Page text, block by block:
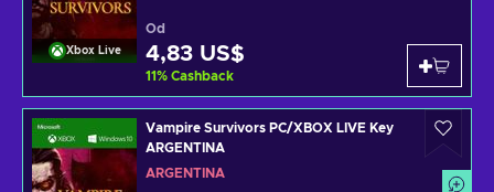
Xbox Live
Od
4,83 US$
11% Cashback
Vampire Survivors PC/XBOX LIVE Key
ARGENTINA
ARGENTINA